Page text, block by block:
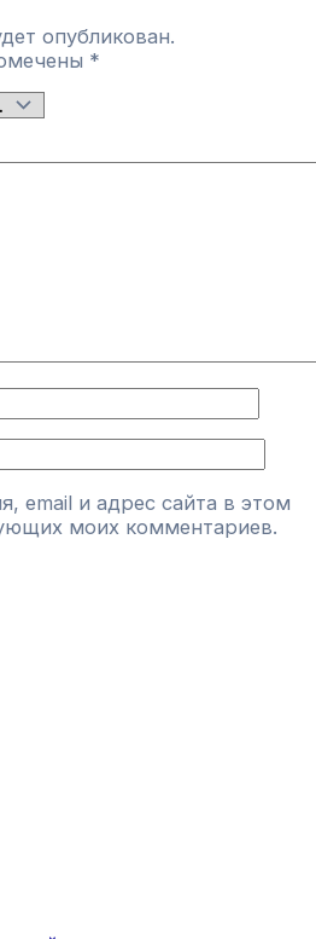
опубликован.
*
email и адрес сайта в этом
моих комментариев.